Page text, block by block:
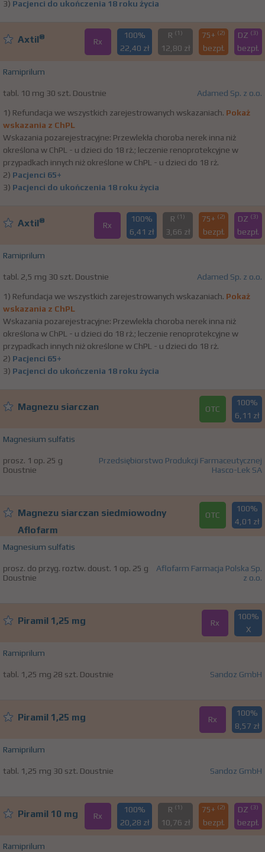
3) Pacjenci do ukończenia 18 roku życia
Axtil® Rx
100%
22,40 zł
R (1)
12,80 zł
75+ (2)
bezpł.
DZ (3)
bezpł.
Ramiprilum
tabl. 10 mg 30 szt. Doustnie Adamed Sp. z o.o.
1) Refundacja we wszystkich zarejestrowanych wskazaniach. Pokaż
wskazania z ChPL
Wskazania pozarejestracyjne: Przewlekła choroba nerek inna niż
określona w ChPL - u dzieci do 18 rż.; leczenie renoprotekcyjne w
przypadkach innych niż określone w ChPL - u dzieci do 18 rż.
2) Pacjenci 65+
3) Pacjenci do ukończenia 18 roku życia
Axtil® Rx
100%
6,41 zł
R (1)
3,66 zł
75+ (2)
bezpł.
DZ (3)
bezpł.
Ramiprilum
tabl. 2,5 mg 30 szt. Doustnie Adamed Sp. z o.o.
1) Refundacja we wszystkich zarejestrowanych wskazaniach. Pokaż
wskazania z ChPL
Wskazania pozarejestracyjne: Przewlekła choroba nerek inna niż
określona w ChPL - u dzieci do 18 rż.; leczenie renoprotekcyjne w
przypadkach innych niż określone w ChPL - u dzieci do 18 rż.
2) Pacjenci 65+
3) Pacjenci do ukończenia 18 roku życia
Magnezu siarczan OTC
100%
6,11 zł
Magnesium sulfatis
prosz. 1 op. 25 g
Doustnie
Przedsiębiorstwo Produkcji Farmaceutycznej
Hasco-Lek SA
Magnezu siarczan siedmiowodny
Aflofarm
OTC
100%
4,01 zł
Magnesium sulfatis
prosz. do przyg. roztw. doust. 1 op. 25 g
Doustnie
Aflofarm Farmacja Polska Sp.
z o.o.
Piramil 1,25 mg Rx
100%
X
Ramiprilum
tabl. 1,25 mg 28 szt. Doustnie Sandoz GmbH
Piramil 1,25 mg Rx
100%
8,57 zł
Ramiprilum
tabl. 1,25 mg 30 szt. Doustnie Sandoz GmbH
Piramil 10 mg Rx
100%
20,28 zł
R (1)
10,76 zł
75+ (2)
bezpł.
DZ (3)
bezpł.
Ramiprilum